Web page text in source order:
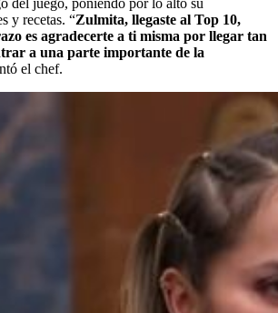
y recetas. “Zulmita, llegaste al Top 10,
es agradecerte a ti misma por llegar tan
a una parte importante de la
el chef.